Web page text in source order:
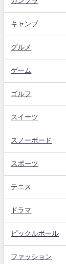
キャンプ
グルメ
ゲーム
ゴルフ
スイーツ
スノーボード
スポーツ
テニス
ドラマ
ピックルボール
ファッション